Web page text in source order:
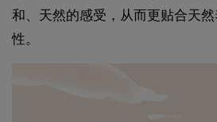
和、天然的感受，从而更贴合天
性。